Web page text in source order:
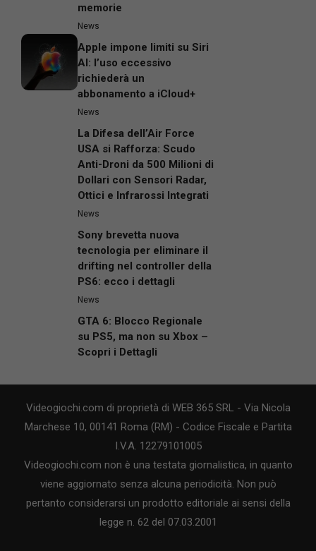
memorie
News
Apple impone limiti su Siri
AI: l’uso eccessivo
richiederà un
abbonamento a iCloud+
News
La Difesa dell’Air Force
USA si Rafforza: Scudo
Anti-Droni da 500 Milioni di
Dollari con Sensori Radar,
Ottici e Infrarossi Integrati
News
Sony brevetta nuova
tecnologia per eliminare il
drifting nel controller della
PS6: ecco i dettagli
News
GTA 6: Blocco Regionale
su PS5, ma non su Xbox –
Scopri i Dettagli
Videogiochi.com di proprietà di WEB 365 SRL - Via Nicola
Marchese 10, 00141 Roma (RM) - Codice Fiscale e Partita
I.V.A. 12279101005
Videogiochi.com non è una testata giornalistica, in quanto
viene aggiornato senza alcuna periodicità. Non può
pertanto considerarsi un prodotto editoriale ai sensi della
legge n. 62 del 07.03.2001